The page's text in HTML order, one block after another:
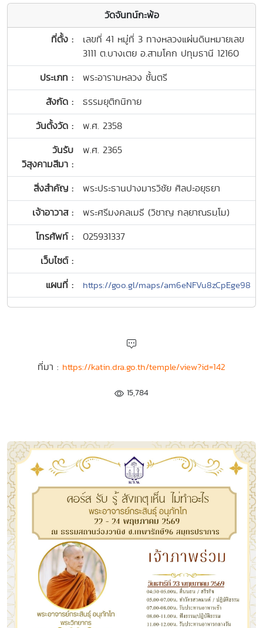
วัดจันทน์กะพ้อ
ที่ตั้ง :
เลขที่ 41 หมู่ที่ 3 ทางหลวงแผ่นดินหมายเลข
3111 ต.บางเตย อ.สามโคก ปทุมธานี 12160
ประเภท :
พระอารามหลวง ชั้นตรี
สังกัด :
ธรรมยุติกนิกาย
วันตั้งวัด :
พ.ศ. 2358
วันรับ
วิสุงคามสีมา :
พ.ศ. 2365
สิ่งสำคัญ :
พระประธานปางมารวิชัย ศิลปะอยุธยา
เจ้าอาวาส :
พระศรีมงคลเมธี (วิชาญ กลฺยาณธมฺโม)
โทรศัพท์ :
025931337
เว็บไซต์ :
แผนที่ :
https://goo.gl/maps/am6eNFVu8zCpEge98
ที่มา : https://katin.dra.go.th/temple/view?id=142
15,784